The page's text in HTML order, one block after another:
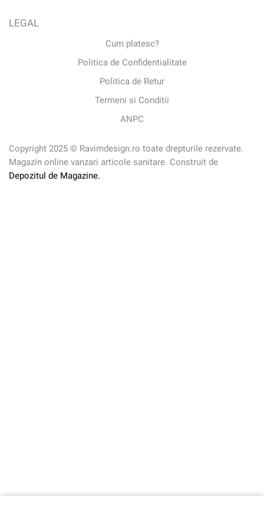
LEGAL
Cum platesc?
Politica de Confidentialitate
Politica de Retur
Termeni si Conditii
ANPC
Copyright 2025 © Ravimdesign.ro toate drepturile rezervate.
Magazin online vanzari articole sanitare. Construit de
Depozitul de Magazine.